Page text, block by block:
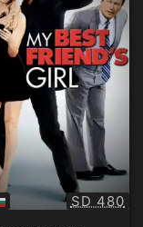
SD 480